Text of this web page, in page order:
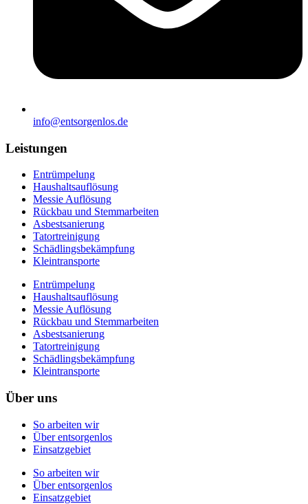
info@entsorgenlos.de
Leistungen
Entrümpelung
Haushaltsauflösung
Messie Auflösung
Rückbau und Stemmarbeiten
Asbestsanierung
Tatortreinigung
Schädlingsbekämpfung
Kleintransporte
Entrümpelung
Haushaltsauflösung
Messie Auflösung
Rückbau und Stemmarbeiten
Asbestsanierung
Tatortreinigung
Schädlingsbekämpfung
Kleintransporte
Über uns
So arbeiten wir
Über entsorgenlos
Einsatzgebiet
So arbeiten wir
Über entsorgenlos
Einsatzgebiet